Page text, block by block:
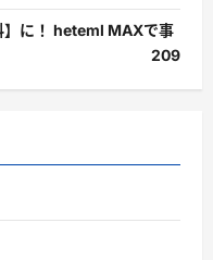
】に！ heteml MAXで事
209